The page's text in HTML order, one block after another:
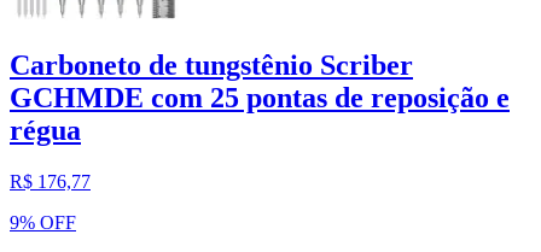
Carboneto de tungstênio Scriber
GCHMDE com 25 pontas de reposição e
régua
R$ 176,77
9% OFF